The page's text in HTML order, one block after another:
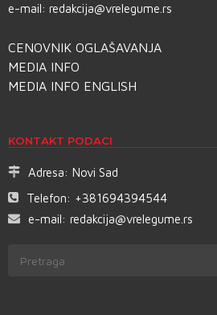
e-mail: redakcija@vrelegume.rs
CENOVNIK OGLAŠAVANJA
MEDIA INFO
MEDIA INFO ENGLISH
KONTAKT PODACI
Adresa: Novi Sad
Telefon: +381694394544
e-mail: redakcija@vrelegume.rs